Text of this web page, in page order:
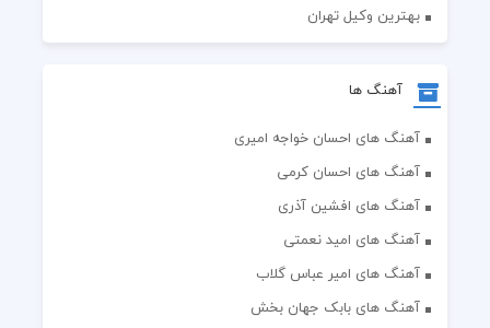
بهترین وکیل تهران
آهنگ ها
آهنگ های احسان خواجه امیری
آهنگ های احسان کرمی
آهنگ های افشین آذری
آهنگ های امید نعمتی
آهنگ های امیر عباس گلاب
آهنگ های بابک جهان بخش